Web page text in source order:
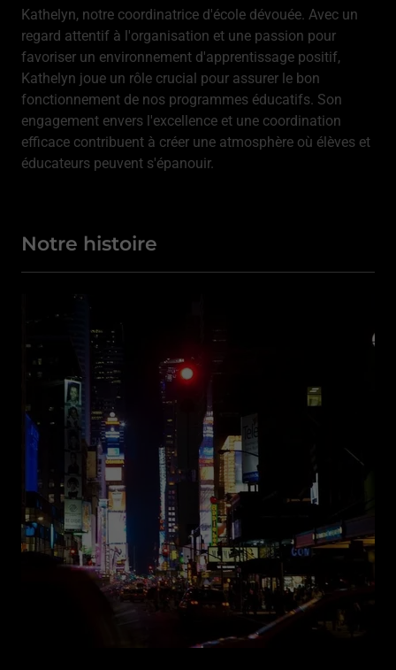
Kathelyn, notre coordinatrice d'école dévouée. Avec un
regard attentif à l'organisation et une passion pour
favoriser un environnement d'apprentissage positif,
Kathelyn joue un rôle crucial pour assurer le bon
fonctionnement de nos programmes éducatifs. Son
engagement envers l'excellence et une coordination
efficace contribuent à créer une atmosphère où élèves et
éducateurs peuvent s'épanouir.
Notre histoire